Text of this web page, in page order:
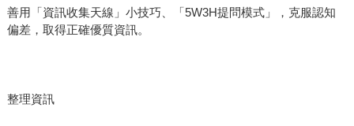
善用「資訊收集天線」小技巧、「5W3H提問模式」，克服認知
偏差，取得正確優質資訊。
整理資訊